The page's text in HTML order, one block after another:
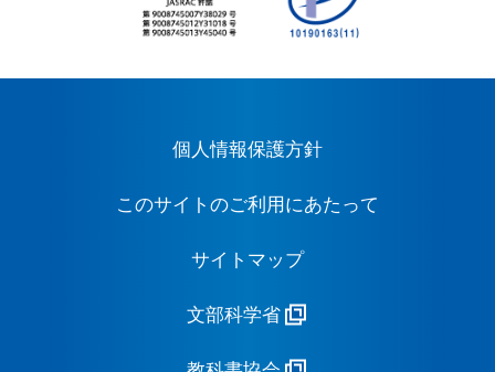
個人情報保護方針
このサイトのご利用にあたって
サイトマップ
文部科学省